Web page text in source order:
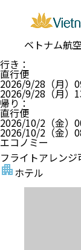
ベトナム航空
行き ：
直行便
2026/9/28（月）
2026/9/28（月）
帰り ：
直行便
2026/10/2（金）
2026/10/2（金）
エコノミー
フライトアレンジ
ホテル